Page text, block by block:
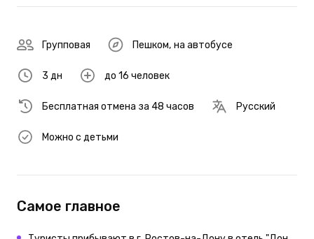
Групповая Пешком, на автобусе
3 дн до 16 человек
Бесплатная отмена за 48 часов Русский
Можно с детьми
Самое главное